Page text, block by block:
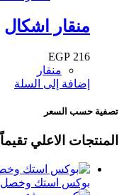
منقار اشكال
EGP 216
منقار
إضافة إلى السلة
تصفية حسب السعر
المنتجات الاعلي تقيماً
بوكس استك وخصل NY 446